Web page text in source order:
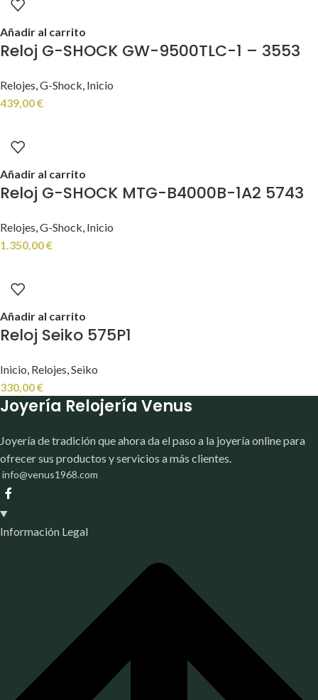
Añadir al carrito
Reloj G-SHOCK GW-9500TLC-1 – 3553
Relojes,G-Shock, Inicio
439,00€
Añadir al carrito
Reloj G-SHOCK MTG-B4000B-1A2 5743
Relojes,G-Shock, Inicio
1.350,00€
Añadir al carrito
Reloj Seiko 575P1
Inicio, Relojes,Seiko
330,00€
Joyería Relojería Venus
Joyería de tradición que ahora da el paso a la joyería online para
ofrecer sus productos y servicios a más clientes.
info@venus1968.com
Información Legal